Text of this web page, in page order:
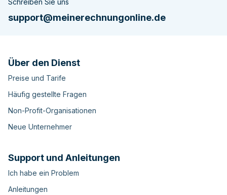
Schreiben Sie uns
support@meinerechnungonline.de
Über den Dienst
Preise und Tarife
Häufig gestellte Fragen
Non-Profit-Organisationen
Neue Unternehmer
Support und Anleitungen
Ich habe ein Problem
Anleitungen